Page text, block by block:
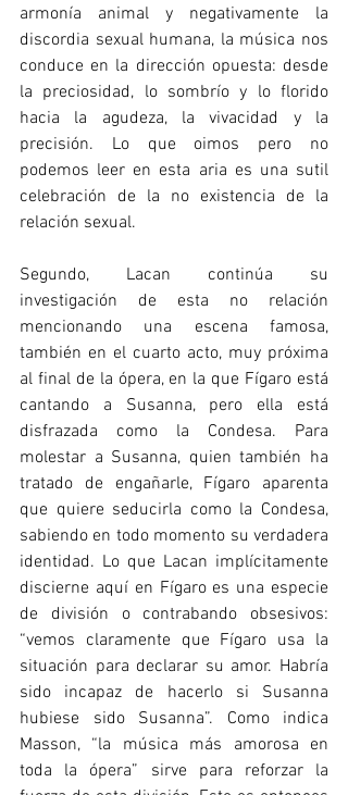
armonía animal y negativamente la
discordia sexual humana, la música nos
conduce en la dirección opuesta: desde
la preciosidad, lo sombrío y lo florido
hacia la agudeza, la vivacidad y la
precisión. Lo que oimos pero no
podemos leer en esta aria es una sutil
celebración de la no existencia de la
relación sexual.
Segundo, Lacan continúa su
investigación de esta no relación
mencionando una escena famosa,
también en el cuarto acto, muy próxima
al final de la ópera, en la que Fígaro está
cantando a Susanna, pero ella está
disfrazada como la Condesa. Para
molestar a Susanna, quien también ha
tratado de engañarle, Fígaro aparenta
que quiere seducirla como la Condesa,
sabiendo en todo momento su verdadera
identidad. Lo que Lacan implícitamente
discierne aquí en Fígaro es una especie
de división o contrabando obsesivos:
“vemos claramente que Fígaro usa la
situación para declarar su amor. Habría
sido incapaz de hacerlo si Susanna
hubiese sido Susanna”. Como indica
Masson, “la música más amorosa en
toda la ópera” sirve para reforzar la